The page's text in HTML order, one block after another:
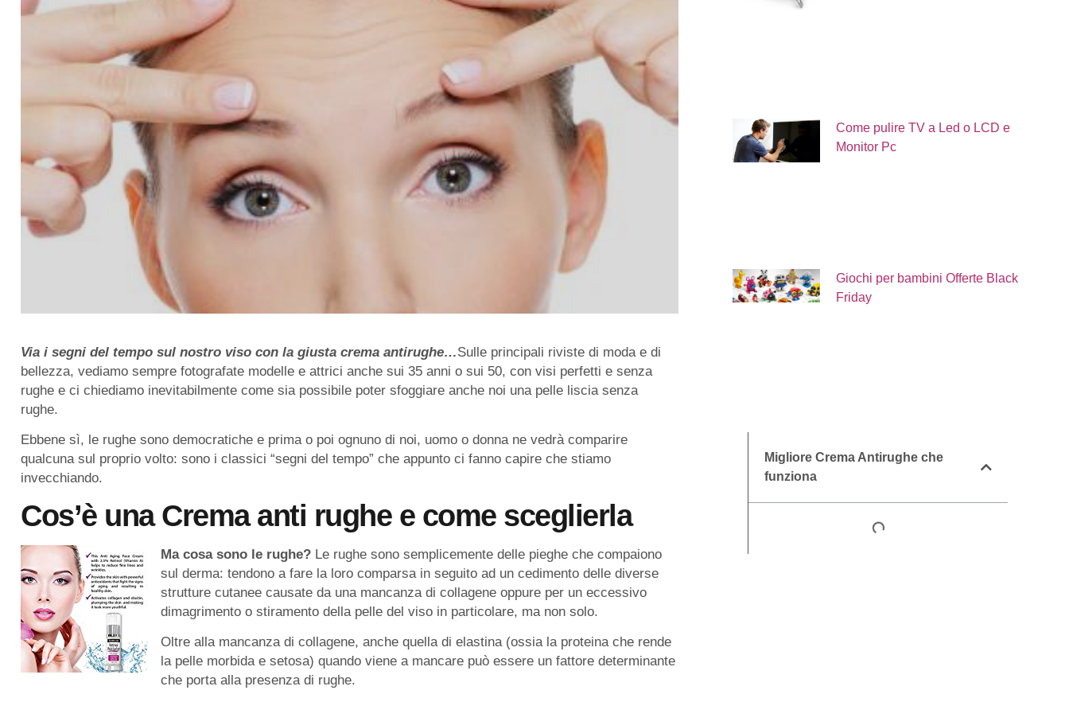
Via i segni del tempo sul nostro viso con la giusta crema antirughe…Sulle principali riviste di moda e di
bellezza, vediamo sempre fotografate modelle e attrici anche sui 35 anni o sui 50, con visi perfetti e senza
rughe e ci chiediamo inevitabilmente come sia possibile poter sfoggiare anche noi una pelle liscia senza
rughe.
Ebbene sì, le rughe sono democratiche e prima o poi ognuno di noi, uomo o donna ne vedrà comparire
qualcuna sul proprio volto: sono i classici “segni del tempo” che appunto ci fanno capire che stiamo
invecchiando.
Cos’è una Crema anti rughe e come sceglierla
Ma cosa sono le rughe? Le rughe sono semplicemente delle pieghe che compaiono
sul derma: tendono a fare la loro comparsa in seguito ad un cedimento delle diverse
strutture cutanee causate da una mancanza di collagene oppure per un eccessivo
dimagrimento o stiramento della pelle del viso in particolare, ma non solo.
Oltre alla mancanza di collagene, anche quella di elastina (ossia la proteina che rende
la pelle morbida e setosa) quando viene a mancare può essere un fattore determinante
che porta alla presenza di rughe.
Come pulire TV a Led o LCD e
Monitor Pc
Giochi per bambini Offerte Black
Friday
Migliore Crema Antirughe che
funziona